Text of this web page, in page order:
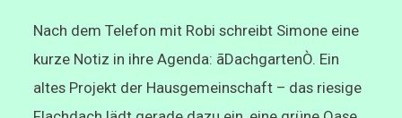
Nach dem Telefon mit Robi schreibt Simone eine
kurze Notiz in ihre Agenda: ãDachgartenÒ. Ein
altes Projekt der Hausgemeinschaft – das riesige